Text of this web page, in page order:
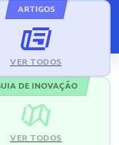
ARTIGOS
VER TODOS
DE INOVAÇÃO
VER TODOS